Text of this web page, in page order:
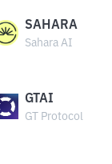
SAHARA
Sahara AI
GTAI
GT Protocol